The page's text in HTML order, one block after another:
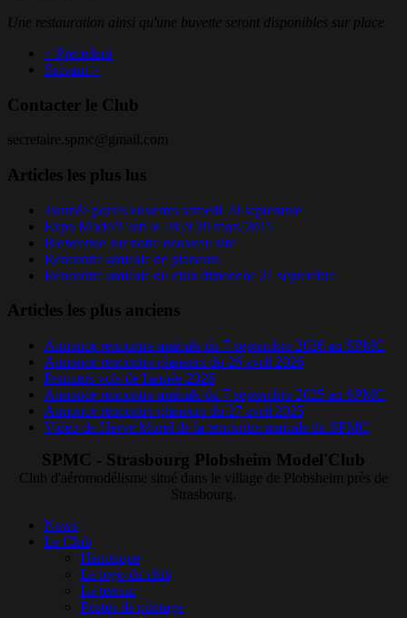
Une restauration ainsi qu'une buvette seront disponibles sur place
< Précédent
Suivant >
Contacter le Club
secretaire.spmc@gmail.com
Articles les plus lus
Journée portes ouvertes samedi 20 septembre
Expo Model'Club le 28 et 29 mars 2015
Bienvenue sur notre nouveau site
Rencontre amicale de planeurs
Rencontre amicale du club dimanche 21 septembre
Articles les plus anciens
Annonce rencontre amicale du 7 septembre 2026 au SPMC
Annonce rencontre planeurs du 26 avril 2026
Premiers vols de l'année 2026
Annonce rencontre amicale du 7 septembre 2025 au SPMC
Annonce rencontre planeurs du 27 avril 2025
Vidéo de Hervé Morel de la rencontre amicale du SPMC
SPMC - Strasbourg Plobsheim Model'Club
Club d'aéromodélisme situé dans le village de Plobsheim près de
Strasbourg.
News
Le Club
Historique
Le logo du club
Le terrain
Postes de pilotage